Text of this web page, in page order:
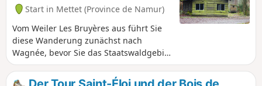
Start in Mettet (Province de Namur)
Vom Weiler Les Bruyères aus führt Sie
diese Wanderung zunächst nach
Wagnée, bevor Sie das Staatswaldgebiet
Tournibus und die umliegende
Landschaft an den Grenzen von Biesme